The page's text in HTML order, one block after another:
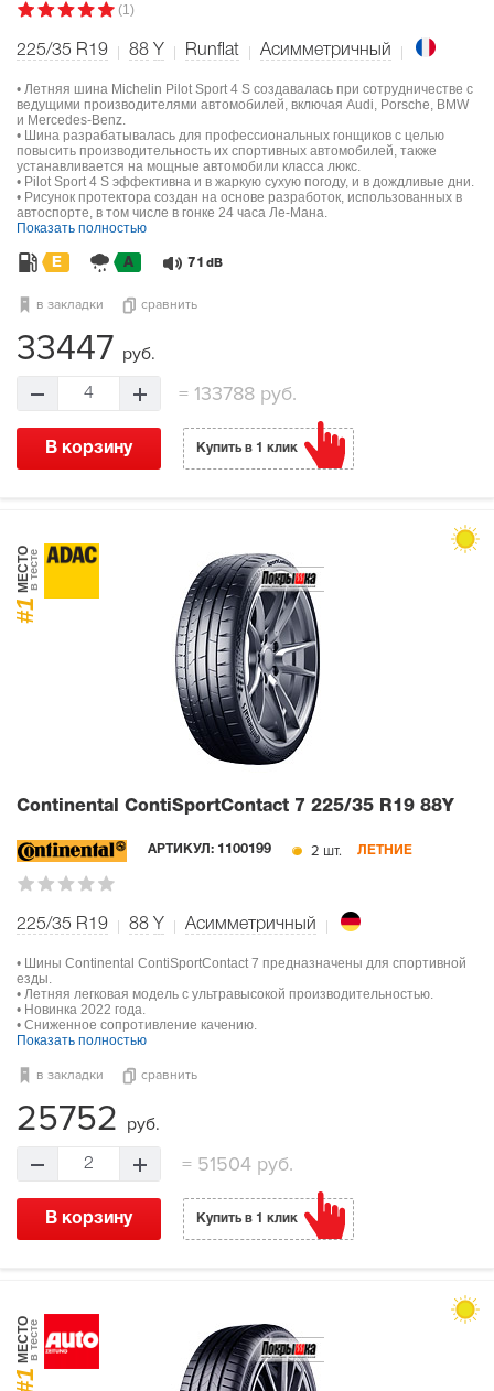
(1)
225/35 R19 88 Y Runflat Асимметричный
• Летняя шина Michelin Pilot Sport 4 S создавалась при сотрудничестве с
ведущими производителями автомобилей, включая Audi, Porsche, BMW
и Mercedes-Benz.
• Шина разрабатывалась для профессиональных гонщиков с целью
повысить производительность их спортивных автомобилей, также
устанавливается на мощные автомобили класса люкс.
• Pilot Sport 4 S эффективна и в жаркую сухую погоду, и в дождливые дни.
• Рисунок протектора создан на основе разработок, использованных в
автоспорте, в том числе в гонке 24 часа Ле-Мана.
Показать полностью
E A 71 dB
в закладки сравнить
33447 руб.
4 = 133788 руб.
В корзину Купить в 1 клик
#1
МЕСТОв тесте
Continental ContiSportContact 7 225/35 R19 88Y
АРТИКУЛ: 1100199 2 шт. ЛЕТНИЕ
225/35 R19 88 Y Асимметричный
• Шины Continental ContiSportContact 7 предназначены для спортивной
езды.
• Летняя легковая модель с ультравысокой производительностью.
• Новинка 2022 года.
• Сниженное сопротивление качению.
Показать полностью
в закладки сравнить
25752 руб.
2 = 51504 руб.
В корзину Купить в 1 клик
#1
МЕСТОв тесте